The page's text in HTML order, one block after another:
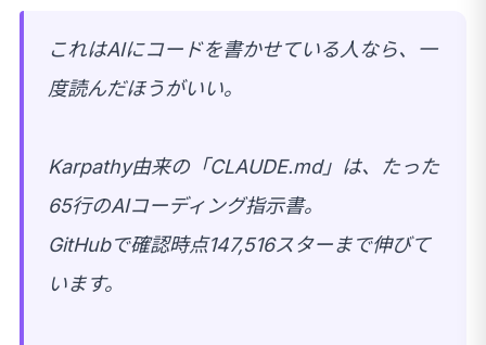
これはAIにコードを書かせている人なら、一
度読んだほうがいい。
Karpathy由来の「CLAUDE.md」は、たった
65行のAIコーディング指示書。
GitHubで確認時点147,516スターまで伸びて
います。